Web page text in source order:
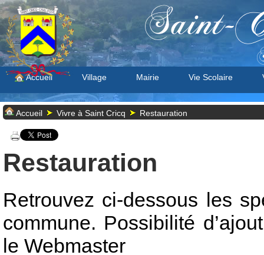
Saint-
Accueil Village Mairie Vie Scolaire
Accueil Vivre à Saint Cricq Restauration
Restauration
Retrouvez ci-dessous les
commune. Possibilité
le Webmaster